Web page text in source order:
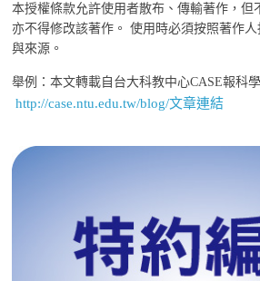
本授權條款允許使用者散布、傳輸著作，但
亦不得修改該著作。 使用時必須按照著作
與來源。
舉例：本文轉載自台大科教中心CASE報科
http://case.ntu.edu.tw/blog/文章連結